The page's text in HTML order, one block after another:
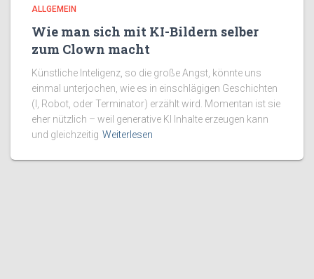
ALLGEMEIN
Wie man sich mit KI-Bildern selber
zum Clown macht
Künstliche Inteligenz, so die große Angst, könnte uns
einmal unterjochen, wie es in einschlägigen Geschichten
(I, Robot, oder Terminator) erzählt wird. Momentan ist sie
eher nützlich – weil generative KI Inhalte erzeugen kann
und gleichzeitig Weiterlesen